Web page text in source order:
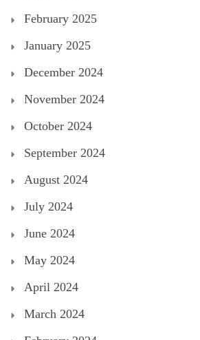
February 2025
January 2025
December 2024
November 2024
October 2024
September 2024
August 2024
July 2024
June 2024
May 2024
April 2024
March 2024